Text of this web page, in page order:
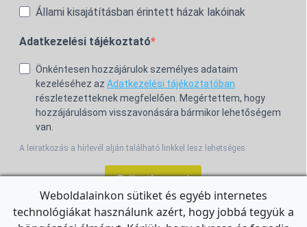
Állami kisajátításban érintett házak lakóinak
Adatkezelési tájékoztató
Önkéntesen hozzájárulok személyes adataim
kezeléséhez az Adatkezelési tájékoztatóban
részletezetteknek megfelelően. Megértettem, hogy
hozzájárulásom visszavonására bármikor lehetőségem
van.
A leiratkozás a hírlevél alján található linkkel lesz lehetséges.
Feliratkozom!
Weboldalainkon sütiket és egyéb internetes
technológiákat használunk azért, hogy jobbá tegyük a